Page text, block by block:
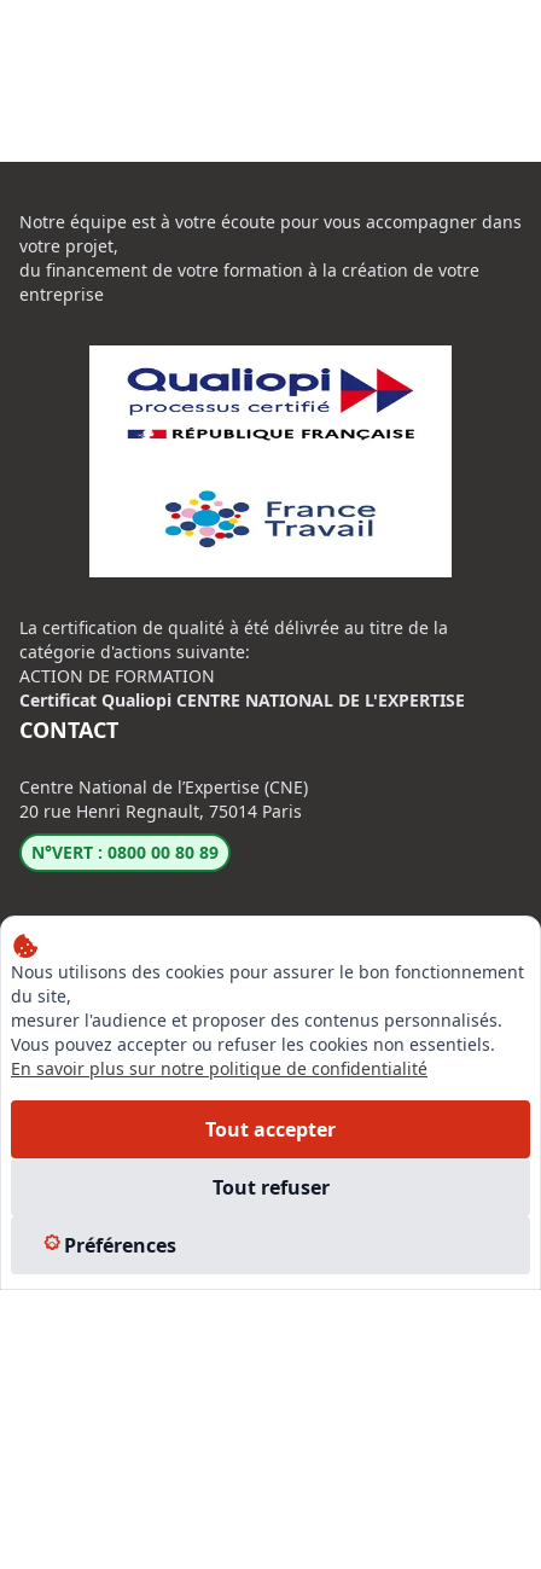
Nous utilisons des cookies pour assurer le bon fonctionnement
du site,
mesurer l'audience et proposer des contenus personnalisés.
Vous pouvez accepter ou refuser les cookies non essentiels.
En savoir plus sur notre politique de confidentialité
Tout accepter
Tout refuser
Préférences
Notre équipe est à votre écoute pour vous accompagner dans
votre projet,
du financement de votre formation à la création de votre
entreprise
La certification de qualité à été délivrée au titre de la
catégorie d'actions suivante:
ACTION DE FORMATION
Certificat Qualiopi CENTRE NATIONAL DE L'EXPERTISE
CONTACT
Centre National de l’Expertise (CNE)
20 rue Henri Regnault, 75014 Paris
N°VERT : 0800 00 80 89
LinkedIn
Instagram
Facebook
Accueil
Nous rejoindre